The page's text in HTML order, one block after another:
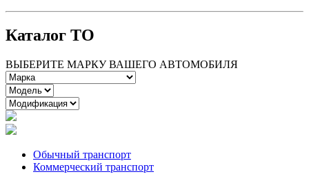
Каталог ТО
ВЫБЕРИТЕ МАРКУ ВАШЕГО АВТОМОБИЛЯ
Обычный транспорт
Коммерческий транспорт